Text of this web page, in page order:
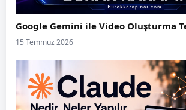
Google Gemini ile Video Oluşturma
15 Temmuz 2026